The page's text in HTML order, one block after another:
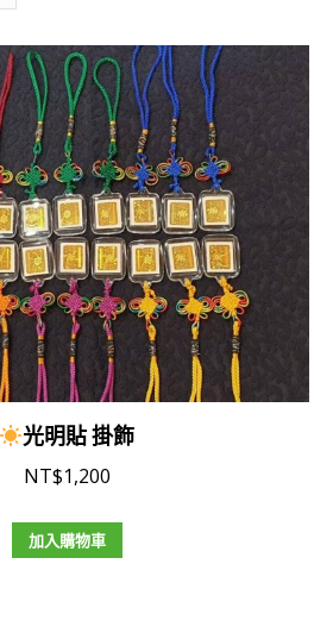
光明貼 掛飾
NT$1,200
加入購物車